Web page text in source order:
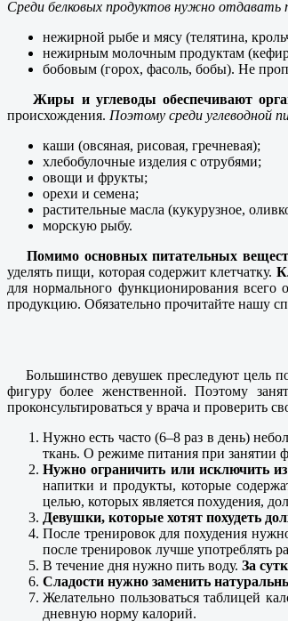
Среди белковых продуктов нужно отдавать
нежирной рыбе и мясу (телятина,
нежирным молочным продуктам
бобовым (горох, фасоль, бобы). Не
Жиры и углеводы обеспечивают
происхождения. Поэтому среди углеводной
каши (овсяная, рисовая, гречневая);
хлебобулочные изделия с отрубями;
овощи и фрукты;
орехи и семена;
растительные масла (кукурузное,
морскую рыбу.
Помимо основных питательных
уделять пищи, которая содержит клетчатку.
для нормального функционирования
продукцию. Обязательно прочитайте нашу
Большинство девушек преследуют цель
фигуру более женственной. Поэтому
проконсультироваться у врача и
Нужно есть часто (6–8 раз в день)
ткань. О режиме питания при занятии
Нужно ограничить или исключить
напитки и продукты, которые
целью, которых является похудения,
Девушки, которые хотят похудеть
После тренировок для похудения
после тренировок лучше употреблять
В течение дня нужно пить воду. За
Сладости нужно заменить
Желательно пользоваться таблицей
дневную норму калорий.